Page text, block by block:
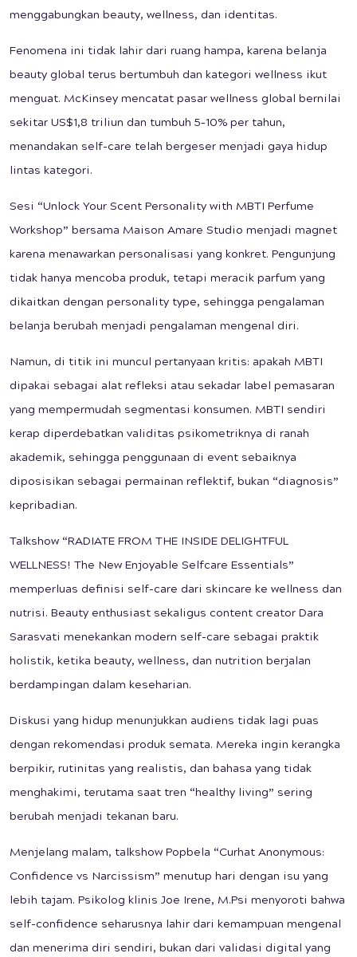
menggabungkan beauty, wellness, dan identitas.
Fenomena ini tidak lahir dari ruang hampa, karena belanja
beauty global terus bertumbuh dan kategori wellness ikut
menguat. McKinsey mencatat pasar wellness global bernilai
sekitar US$1,8 triliun dan tumbuh 5–10% per tahun,
menandakan self-care telah bergeser menjadi gaya hidup
lintas kategori.
Sesi “Unlock Your Scent Personality with MBTI Perfume
Workshop” bersama Maison Amare Studio menjadi magnet
karena menawarkan personalisasi yang konkret. Pengunjung
tidak hanya mencoba produk, tetapi meracik parfum yang
dikaitkan dengan personality type, sehingga pengalaman
belanja berubah menjadi pengalaman mengenal diri.
Namun, di titik ini muncul pertanyaan kritis: apakah MBTI
dipakai sebagai alat refleksi atau sekadar label pemasaran
yang mempermudah segmentasi konsumen. MBTI sendiri
kerap diperdebatkan validitas psikometriknya di ranah
akademik, sehingga penggunaan di event sebaiknya
diposisikan sebagai permainan reflektif, bukan “diagnosis”
kepribadian.
Talkshow “RADIATE FROM THE INSIDE DELIGHTFUL
WELLNESS! The New Enjoyable Selfcare Essentials”
memperluas definisi self-care dari skincare ke wellness dan
nutrisi. Beauty enthusiast sekaligus content creator Dara
Sarasvati menekankan modern self-care sebagai praktik
holistik, ketika beauty, wellness, dan nutrition berjalan
berdampingan dalam keseharian.
Diskusi yang hidup menunjukkan audiens tidak lagi puas
dengan rekomendasi produk semata. Mereka ingin kerangka
berpikir, rutinitas yang realistis, dan bahasa yang tidak
menghakimi, terutama saat tren “healthy living” sering
berubah menjadi tekanan baru.
Menjelang malam, talkshow Popbela “Curhat Anonymous:
Confidence vs Narcissism” menutup hari dengan isu yang
lebih tajam. Psikolog klinis Joe Irene, M.Psi menyoroti bahwa
self-confidence seharusnya lahir dari kemampuan mengenal
dan menerima diri sendiri, bukan dari validasi digital yang